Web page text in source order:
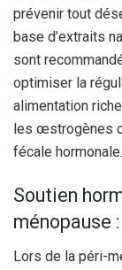
prévenir tout
base d’extraits
sont
optimiser la
alimentation
les œstrogènes
fécale hormonale.
Soutien
Lors de la péri-